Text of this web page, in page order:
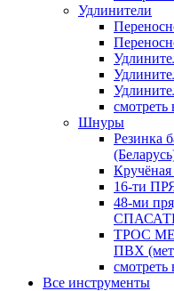
Удлинители
смотреть
Шнуры
Резинка
16-ти
48-ми
ТРОС
ПВХ
смотреть
Все инструменты